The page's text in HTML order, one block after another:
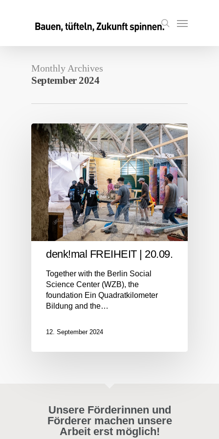
search
Menu
Monthly Archives
September 2024
denk!mal FREIHEIT | 20.09.
Together with the Berlin Social
Science Center (WZB), the
foundation Ein Quadratkilometer
Bildung and the…
12. September 2024
Unsere Förderinnen und
Förderer machen unsere
Arbeit erst möglich!